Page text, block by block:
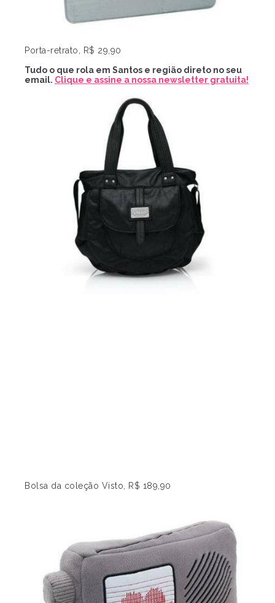
Porta-retrato, R$ 29,90
Tudo o que rola em Santos e região direto no seu
email. Clique e assine a nossa newsletter gratuita!
Bolsa da coleção Visto, R$ 189,90